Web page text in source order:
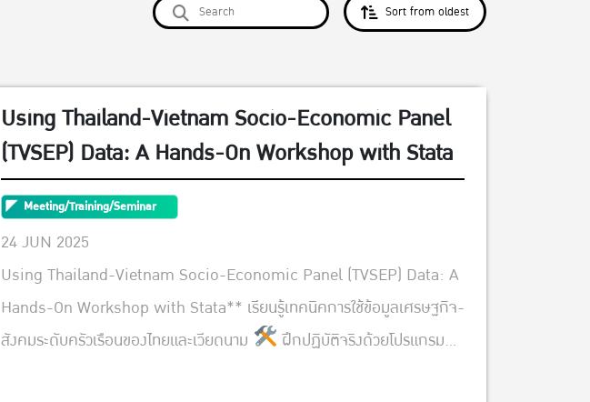
Sort from oldest
Using Thailand-Vietnam Socio-Economic Panel
(TVSEP) Data: A Hands-On Workshop with Stata
Meeting/Training/Seminar
24 JUN 2025
Using Thailand-Vietnam Socio-Economic Panel (TVSEP) Data: A
Hands-On Workshop with Stata** เรียนรู้เทคนิคการใช้ข้อมูลเศรษฐกิจ-
สังคมระดับครัวเรือนของไทยและเวียดนาม
ฝึกปฏิบัติจริงด้วยโปรแกรม